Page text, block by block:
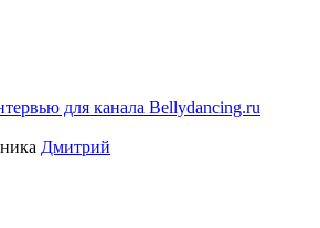
для канала Bellydancing.ru
Дмитрий